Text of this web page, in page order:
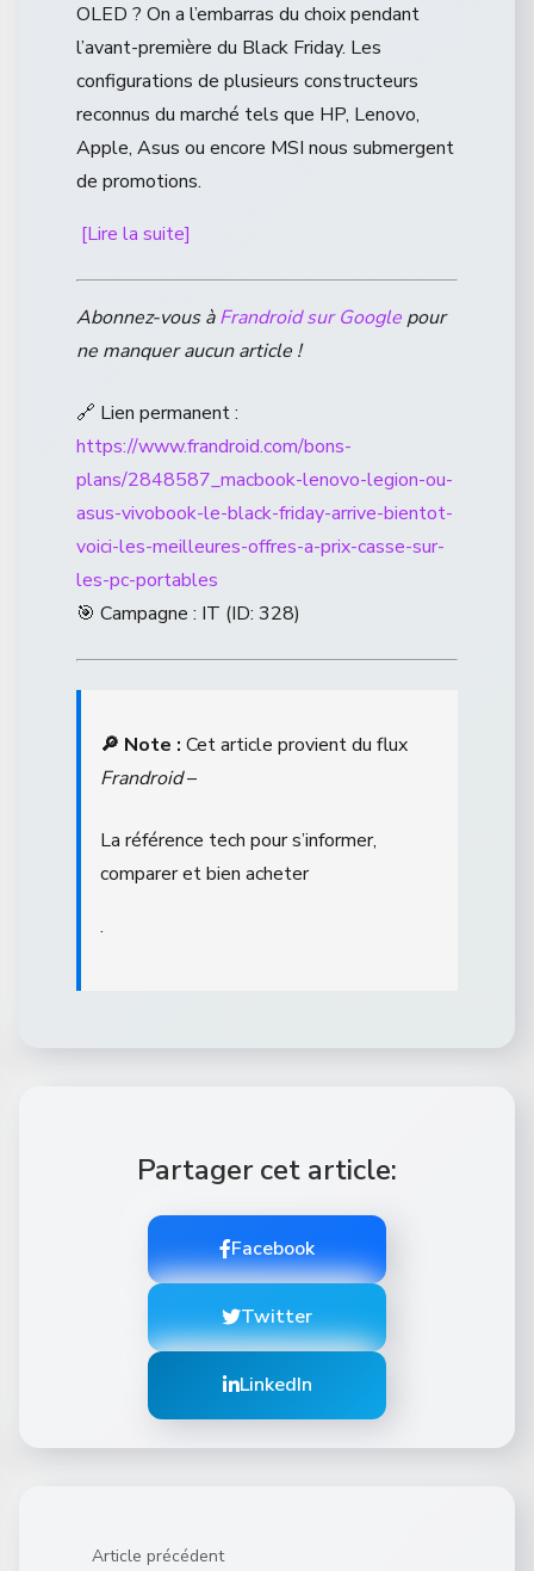
OLED ? On a l’embarras du choix pendant
l’avant-première du Black Friday. Les
configurations de plusieurs constructeurs
reconnus du marché tels que HP, Lenovo,
Apple, Asus ou encore MSI nous submergent
de promotions.
[Lire la suite]
Abonnez-vous àFrandroid sur Google pour
ne manquer aucun article !
🔗 Lien permanent :
https://www.frandroid.com/bons-
plans/2848587_macbook-lenovo-legion-ou-
asus-vivobook-le-black-friday-arrive-bientot-
voici-les-meilleures-offres-a-prix-casse-sur-
les-pc-portables
🎯 Campagne : IT (ID: 328)
🔎 Note : Cet article provient du flux
Frandroid–
La référence tech pour s’informer,
comparer et bien acheter
.
Partager cet article:
Facebook
Twitter
LinkedIn
Article précédent